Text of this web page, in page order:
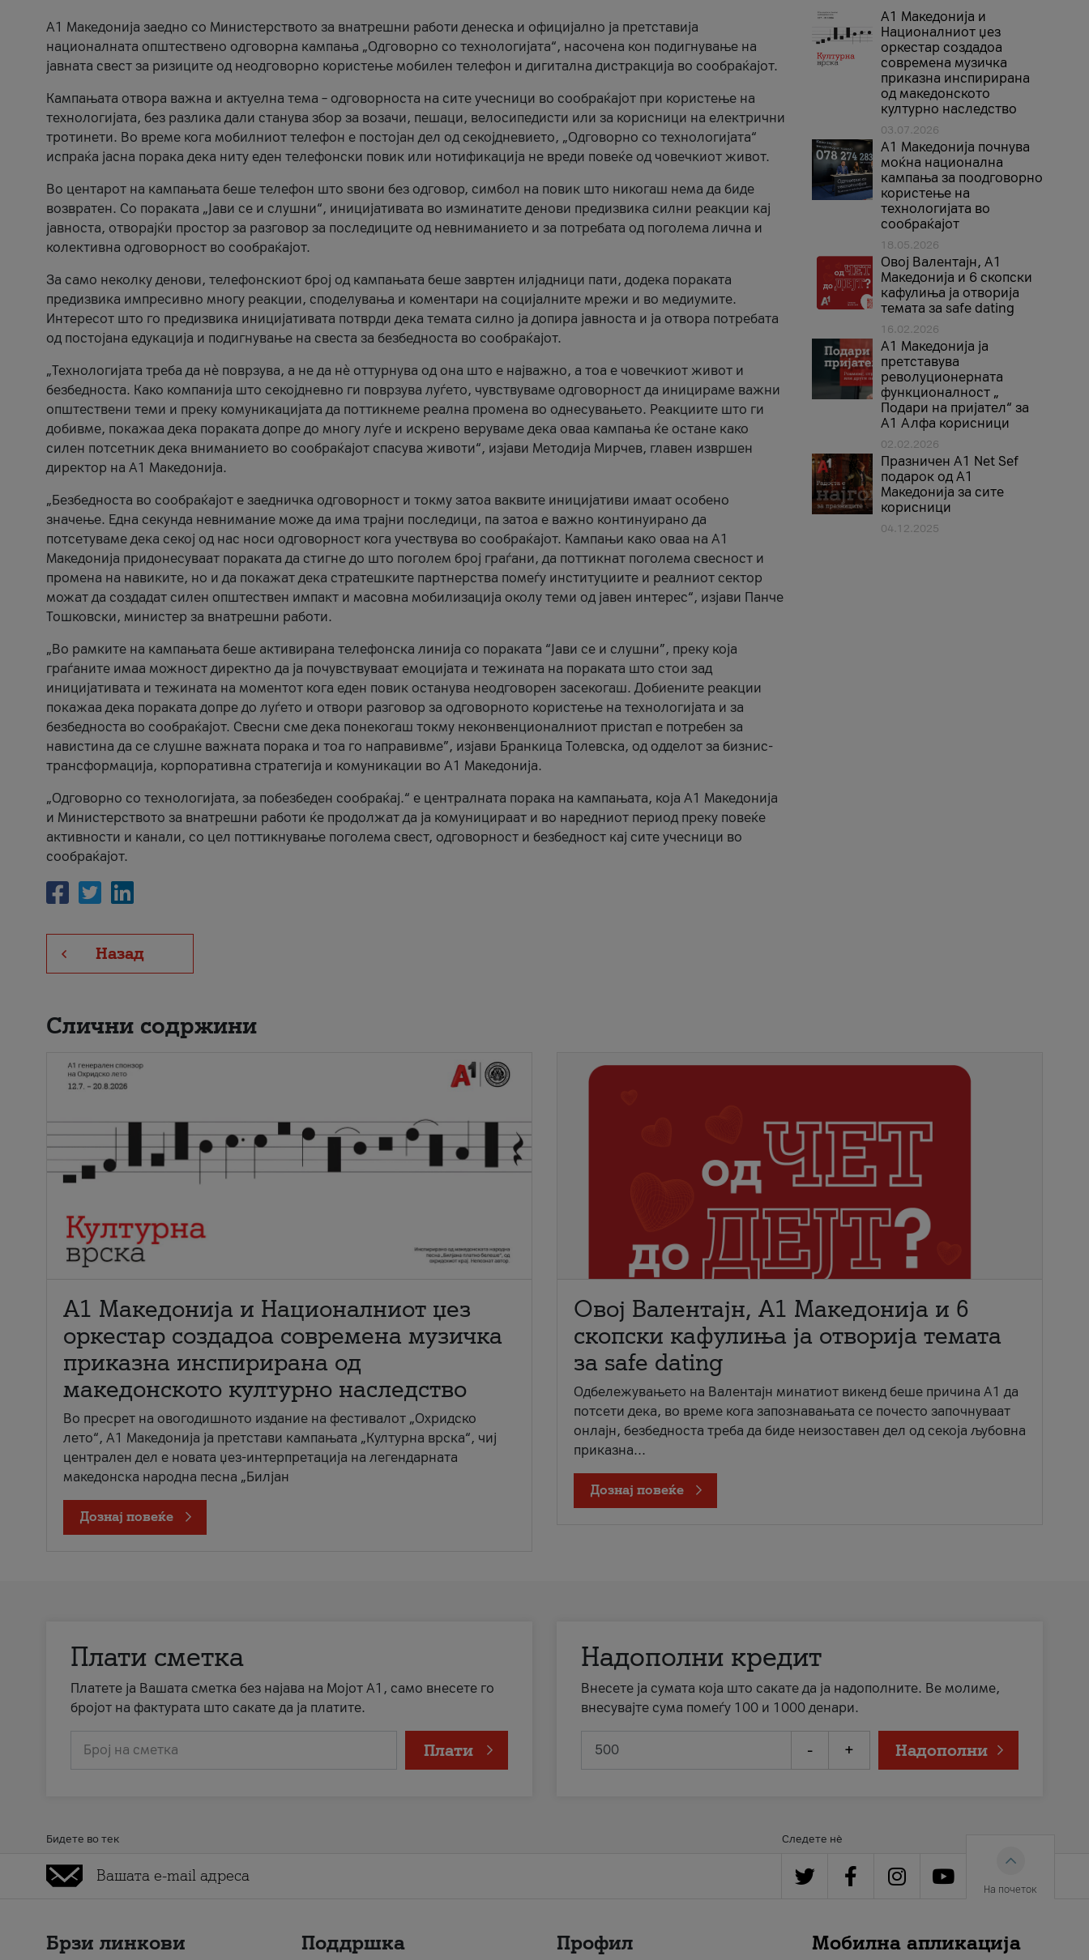
A1 Македонија заедно со Министерството за внатрешни работи денеска и официјално ја претставија
националната општествено одговорна кампања „Одговорно со технологијата“, насочена кон подигнување на
јавната свест за ризиците од неодговорно користење мобилен телефон и дигитална дистракција во сообраќајот.
Кампањата отвора важна и актуелна тема – одговорноста на сите учесници во сообраќајот при користење на
технологијата, без разлика дали станува збор за возачи, пешаци, велосипедисти или за корисници на електрични
тротинети. Во време кога мобилниот телефон е постојан дел од секојдневието, „Одговорно со технологијата“
испраќа јасна порака дека ниту еден телефонски повик или нотификација не вреди повеќе од човечкиот живот.
Во центарот на кампањата беше телефон што ѕвони без одговор, симбол на повик што никогаш нема да биде
возвратен. Со пораката „Јави се и слушни“, иницијативата во изминатите денови предизвика силни реакции кај
јавноста, отворајќи простор за разговор за последиците од невниманието и за потребата од поголема лична и
колективна одговорност во сообраќајот.
За само неколку денови, телефонскиот број од кампањата беше завртен илјадници пати, додека пораката
предизвика импресивно многу реакции, споделувања и коментари на социјалните мрежи и во медиумите.
Интересот што го предизвика иницијативата потврди дека темата силно ја допира јавноста и ја отвора потребата
од постојана едукација и подигнување на свеста за безбедноста во сообраќајот.
„Технологијата треба да нè поврзува, а не да нè оттурнува од она што е најважно, а тоа е човечкиот живот и
безбедноста. Како компанија што секојдневно ги поврзува луѓето, чувствуваме одговорност да иницираме важни
општествени теми и преку комуникацијата да поттикнеме реална промена во однесувањето. Реакциите што ги
добивме, покажаа дека пораката допре до многу луѓе и искрено веруваме дека оваа кампања ќе остане како
силен потсетник дека вниманието во сообраќајот спасува животи“, изјави Методија Мирчев, главен извршен
директор на А1 Македонија.
„Безбедноста во сообраќајот е заедничка одговорност и токму затоа ваквите иницијативи имаат особено
значење. Една секунда невнимание може да има трајни последици, па затоа е важно континуирано да
потсетуваме дека секој од нас носи одговорност кога учествува во сообраќајот. Кампањи како оваа на A1
Македонија придонесуваат пораката да стигне до што поголем број граѓани, да поттикнат поголема свесност и
промена на навиките, но и да покажат дека стратешките партнерства помеѓу институциите и реалниот сектор
можат да создадат силен општествен импакт и масовна мобилизација околу теми од јавен интерес“, изјави Панче
Тошковски, министер за внатрешни работи.
„Во рамките на кампањата беше активирана телефонска линија со пораката “Јави се и слушни”, преку која
граѓаните имаа можност директно да ја почувствуваат емоцијата и тежината на пораката што стои зад
иницијативата и тежината на моментот кога еден повик останува неодговорен засекогаш. Добиените реакции
покажаа дека пораката допре до луѓето и отвори разговор за одговорното користење на технологијата и за
безбедноста во сообраќајот. Свесни сме дека понекогаш токму неконвенционалниот пристап е потребен за
навистина да се слушне важната порака и тоа го направивме”, изјави Бранкица Толевска, од одделот за бизнис-
трансформација, корпоративна стратегија и комуникации во А1 Македонија.
„Одговорно со технологијата, за побезбеден сообраќај.“ е централната порака на кампањата, која A1 Македонија
и Министерството за внатрешни работи ќе продолжат да ја комуницираат и во наредниот период преку повеќе
активности и канали, со цел поттикнување поголема свест, одговорност и безбедност кај сите учесници во
сообраќајот.
Назад
А1 Македонија и
Националниот џез
оркестар создадоа
современа музичка
приказна инспирирана
од македонското
културно наследство
03.07.2026
A1 Македонија почнува
моќна национална
кампања за поодговорно
користење на
технологијата во
сообраќајот
18.05.2026
Овој Валентајн, A1
Македонија и 6 скопски
кафулиња ја отворија
темата за safe dating
16.02.2026
А1 Македонија ја
претставува
револуционерната
функционалност „
Подари на пријател“ за
А1 Алфа корисници
02.02.2026
Празничен A1 Net Sеf
подарок од А1
Македонија за сите
корисници
04.12.2025
Слични содржини
А1 Македонија и Националниот џез
оркестар создадоа современа музичка
приказна инспирирана од
македонското културно наследство
Во пресрет на овогодишното издание на фестивалот „Охридско
лето“, А1 Македонија ја претстави кампањата „Културна врска“, чиј
централен дел е новата џез-интерпретација на легендарната
македонска народна песна „Билјан
Дознај повеќе
Овој Валентајн, A1 Македонија и 6
скопски кафулиња ја отворија темата
за safe dating
Одбележувањето на Валентајн минатиот викенд беше причина А1 да
потсети дека, во време кога запознавањата се почесто започнуваат
онлајн, безбедноста треба да биде неизоставен дел од секоја љубовна
приказна...
Дознај повеќе
Плати сметка
Платете ја Вашата сметка без најава на Мојот А1, само внесете го
бројот на фактурата што сакате да ја платите.
Број на сметка Плати
Надополни кредит
Внесете ја сумата која што сакате да ја надополните. Ве молиме,
внесувајте сума помеѓу 100 и 1000 денари.
- + Надополни
Бидете во тек Следете нè
На почеток
Брзи линкови Поддршка Профил Мобилна апликација